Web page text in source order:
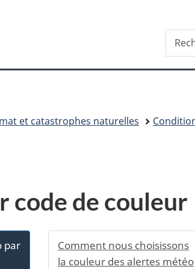
sujet
HTML
ERN
et catastrophes naturelles
code de couleur
par
Comment nous choisissons
la couleur des alertes météo